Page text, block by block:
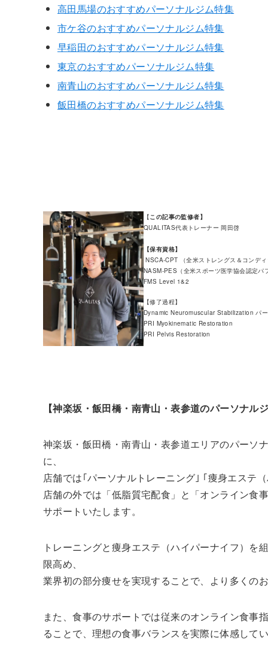
高田馬場のおすすめパーソナルジム特集
市ケ谷のおすすめパーソナルジム特集
早稲田のおすすめパーソナルジム特集
東京のおすすめパーソナルジム特集
南青山のおすすめパーソナルジム特集
飯田橋のおすすめパーソナルジム特集
【この記事の監修者】
QUALITAS代表トレーナー 岡田啓
【保有資格】
NSCA-CPT （全米ストレングス＆コンデ
NASM-PES（全米スポーツ医学協会認定パ
FMS Level 1&2
【修了過程】
Dynamic Neuromuscular Stabilization パ
PRI Myokinematic Restoration
PRI Pelvis Restoration
【神楽坂・飯田橋・南青山・表参道のパーソナル
神楽坂・飯田橋・南青山・表参道エリアのパーソ
に、
店舗では｢パーソナルトレーニング｣ ｢痩身エステ
店舗の外では「低脂質宅配食」と「オンライン食
サポートいたします。
トレーニングと痩身エステ（ハイパーナイフ）
限高め、
業界初の部分痩せを実現することで、より多くの
また、食事のサポートでは従来のオンライン食事
ることで、理想の食事バランスを実際に体感してい